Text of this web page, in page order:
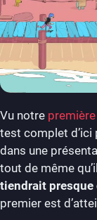
Vu notre
test complet d’ici
dans une
tout de même
tiendrait presque
premier est